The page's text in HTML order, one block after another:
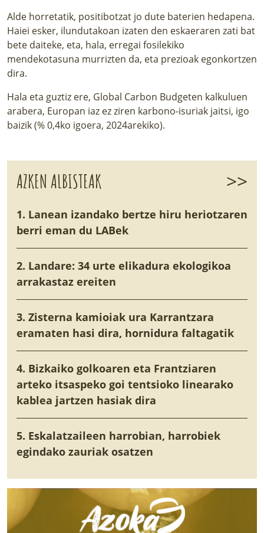
Alde horretatik, positibotzat jo dute baterien hedapena.
Haiei esker, ilundutakoan izaten den eskaeraren zati bat
bete daiteke, eta, hala, erregai fosilekiko
mendekotasuna murrizten da, eta prezioak egonkortzen
dira.
Hala eta guztiz ere, Global Carbon Budgeten kalkuluen
arabera, Europan iaz ez ziren karbono-isuriak jaitsi, igo
baizik (% 0,4ko igoera, 2024arekiko).
AZKEN ALBISTEAK >>
1. Lanean izandako bertze hiru heriotzaren
berri eman du LABek
2. Landare: 34 urte elikadura ekologikoa
arrakastaz ereiten
3. Zisterna kamioiak ura Karrantzara
eramaten hasi dira, hornidura faltagatik
4. Bizkaiko golkoaren eta Frantziaren
arteko itsaspeko goi tentsioko linearako
kablea jartzen hasiak dira
5. Eskalatzaileen harrobian, harrobiek
egindako zauriak osatzen